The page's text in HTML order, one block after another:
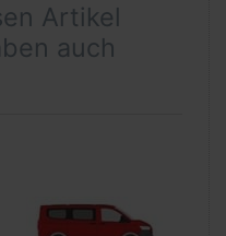
Artikel
auch